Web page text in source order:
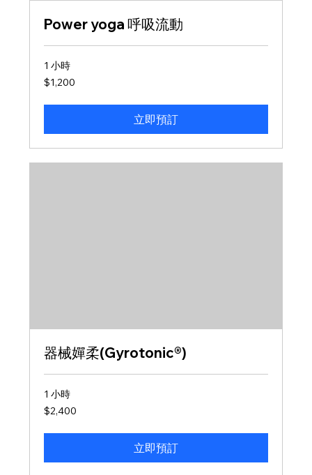
Power yoga 呼吸流動
1 小時
1,200
新
幣
$1,200
立即預訂
器械嬋柔(Gyrotonic®)
1 小時
2,400
新
幣
$2,400
立即預訂